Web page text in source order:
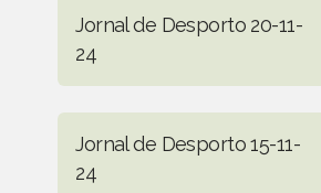
Jornal de Desporto 20-11-
24
Jornal de Desporto 15-11-
24